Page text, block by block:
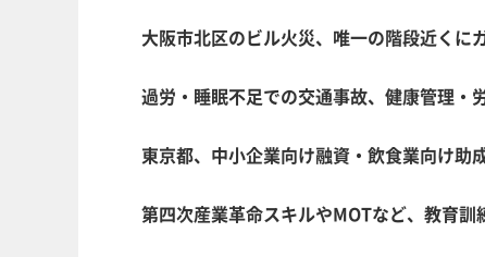
大阪市北区のビル火災、唯一の階段近く
過労・睡眠不足での交通事故、健康管理
東京都、中小企業向け融資・飲食業向け助
第四次産業革命スキルやMOTなど、教育